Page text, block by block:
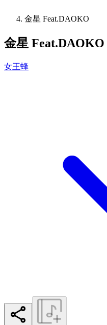
金星 Feat.DAOKO
金星 Feat.DAOKO
女王蜂